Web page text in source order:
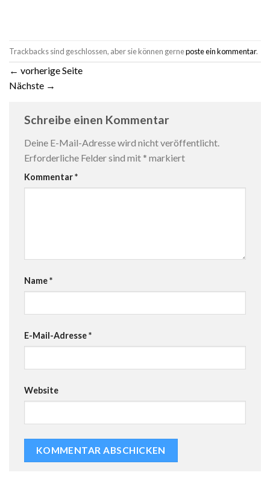
Trackbacks sind geschlossen, aber sie können gerneposte ein kommentar.
← vorherige Seite
Nächste →
Schreibe einen Kommentar
Deine E-Mail-Adresse wird nicht veröffentlicht.
Erforderliche Felder sind mit * markiert
Kommentar*
Name*
E-Mail-Adresse*
Website